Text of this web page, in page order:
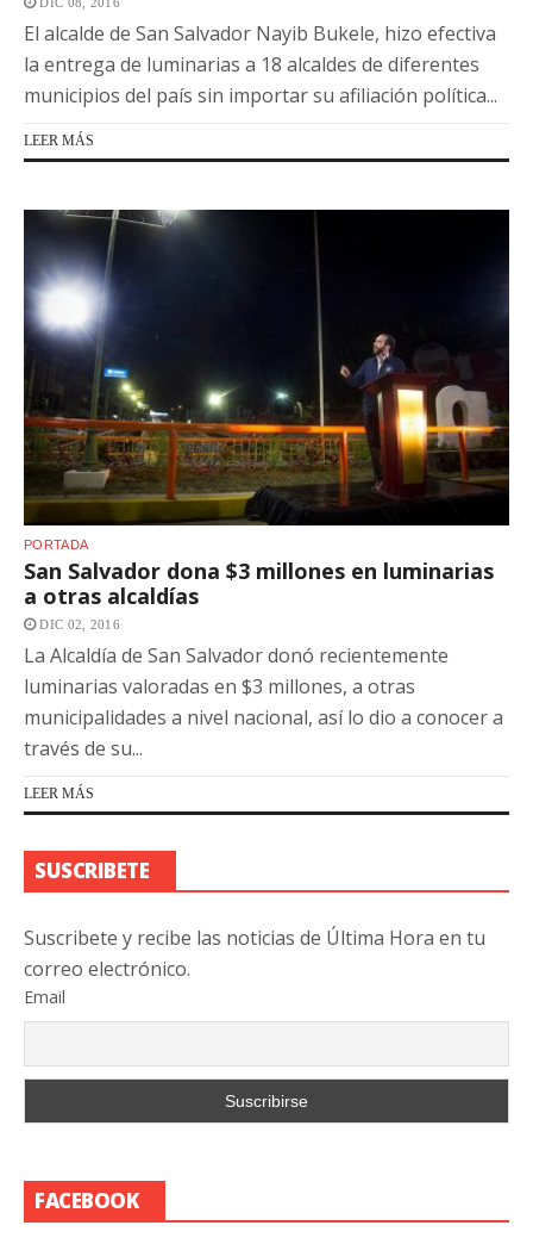
El alcalde de San Salvador Nayib Bukele, hizo efectiva
la entrega de luminarias a 18 alcaldes de diferentes
municipios del país sin importar su afiliación política...
LEER MÁS
PORTADA
San Salvador dona $3 millones en luminarias
a otras alcaldías
DIC 02, 2016
La Alcaldía de San Salvador donó recientemente
luminarias valoradas en $3 millones, a otras
municipalidades a nivel nacional, así lo dio a conocer a
través de su...
LEER MÁS
SUSCRIBETE
Suscribete y recibe las noticias de Última Hora en tu
correo electrónico.
Email
FACEBOOK